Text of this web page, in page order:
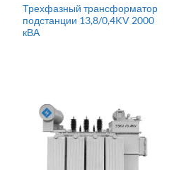
Трехфазный трансформатор
подстанции 13,8/0,4KV 2000
кВА